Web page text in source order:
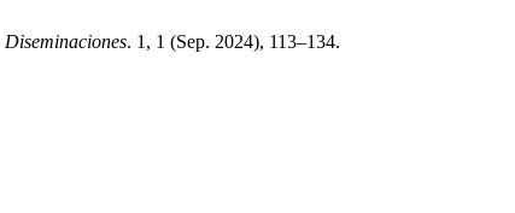
Diseminaciones. 1, 1 (Sep. 2024), 113–134.